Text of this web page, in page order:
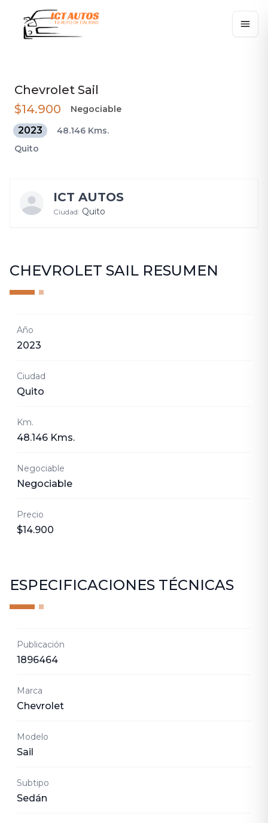
Chevrolet Sail
$14.900
Negociable
2023
48.146 Kms.
Quito
ICT AUTOS
Ciudad: Quito
CHEVROLET SAIL RESUMEN
Año
2023
Ciudad
Quito
Km.
48.146 Kms.
Negociable
Negociable
Precio
$14.900
ESPECIFICACIONES TÉCNICAS
Publicación
1896464
Marca
Chevrolet
Modelo
Sail
Subtipo
Sedán